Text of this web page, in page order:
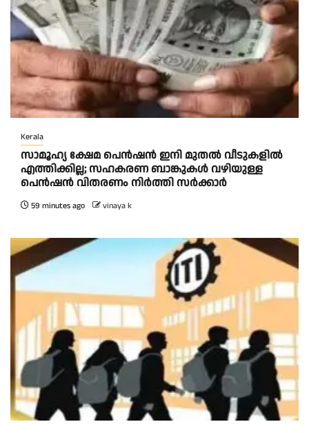
Kerala
സാമൂഹ്യ ക്ഷേമ പെൻഷൻ ഇനി മുതൽ വീടുകളിൽ
എത്തിക്കില്ല; സഹകരണ ബാങ്കുകൾ വഴിയുള്ള
പെൻഷൻ വിതരണം നിർത്തി സർക്കാർ
59 minutes ago vinaya k